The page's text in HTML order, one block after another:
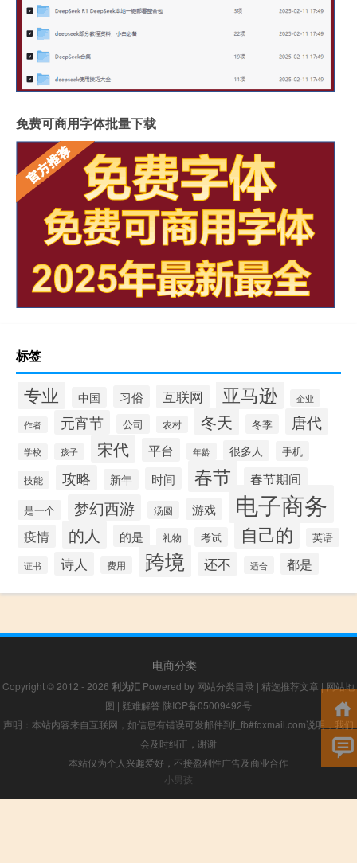
免费可商用字体批量下载
标签
专业 中国 习俗 互联网 亚马逊 企业
作者 元宵节 公司 农村 冬天 冬季 唐代
学校 孩子 宋代 平台 年龄 很多人 手机
技能 攻略 新年 时间 春节 春节期间
是一个 梦幻西游 汤圆 游戏 电子商务
疫情 的人 的是 礼物 考试 自己的 英语
证书 诗人 费用 跨境 还不 适合 都是
电商分类
Copyright © 2012 - 2026 利为汇 Powered by 网站分类目录 | 精选推荐文章 | 网站地
图 | 疑难解答 陕ICP备05009492号
声明：本站内容来自互联网，如信息有错误可发邮件到f_fb#foxmail.com说明，我们
会及时纠正，谢谢
本站仅为个人兴趣爱好，不接盈利性广告及商业合作
小男孩